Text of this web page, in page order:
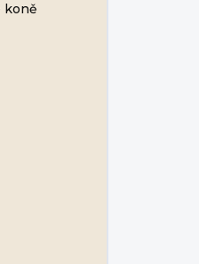
koně